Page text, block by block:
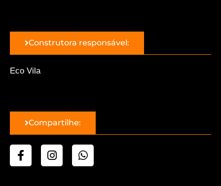
Construtora responsável:
Eco Vila
Compartilhe: